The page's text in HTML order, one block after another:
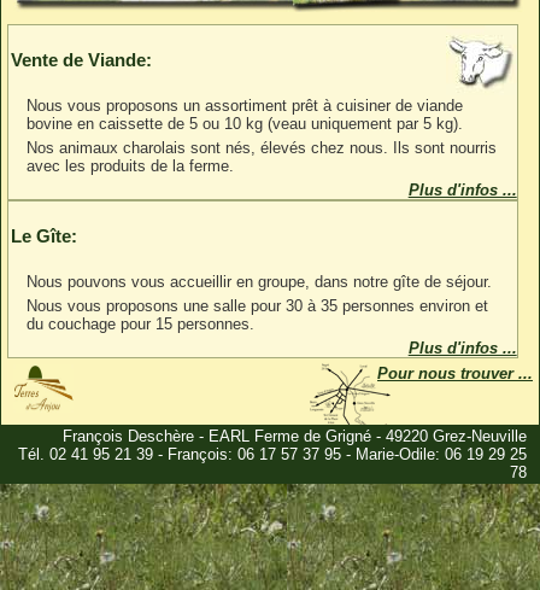
Vente de Viande:
Nous vous proposons un assortiment prêt à cuisiner de viande
bovine en caissette de 5 ou 10 kg (veau uniquement par 5 kg).
Nos animaux charolais sont nés, élevés chez nous. Ils sont nourris
avec les produits de la ferme.
Plus d'infos ...
Le Gîte:
Nous pouvons vous accueillir en groupe, dans notre gîte de séjour.
Nous vous proposons une salle pour 30 à 35 personnes environ et
du couchage pour 15 personnes.
Plus d'infos ...
Pour nous trouver ...
François Deschère - EARL Ferme de Grigné - 49220 Grez-Neuville
Tél. 02 41 95 21 39 - François: 06 17 57 37 95 - Marie-Odile: 06 19 29 25
78